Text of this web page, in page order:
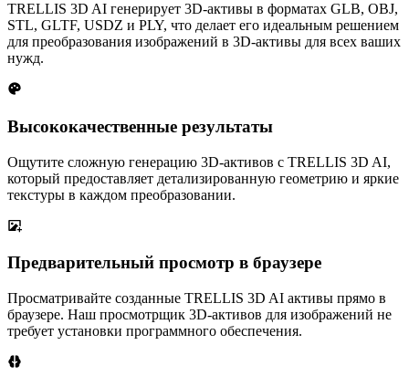
TRELLIS 3D AI генерирует 3D-активы в форматах GLB, OBJ,
STL, GLTF, USDZ и PLY, что делает его идеальным решением
для преобразования изображений в 3D-активы для всех ваших
нужд.
Высококачественные результаты
Ощутите сложную генерацию 3D-активов с TRELLIS 3D AI,
который предоставляет детализированную геометрию и яркие
текстуры в каждом преобразовании.
Предварительный просмотр в браузере
Просматривайте созданные TRELLIS 3D AI активы прямо в
браузере. Наш просмотрщик 3D-активов для изображений не
требует установки программного обеспечения.